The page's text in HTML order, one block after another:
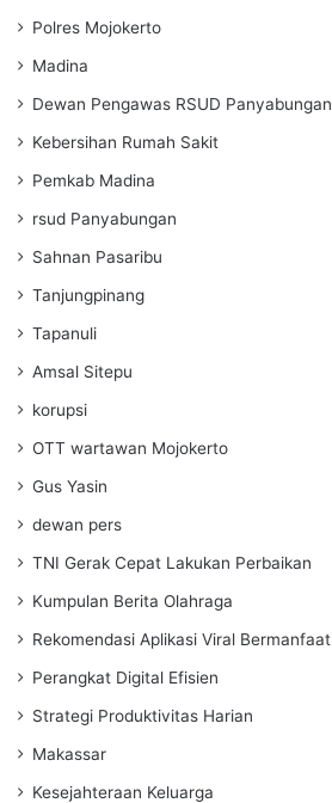
Polres Mojokerto
Madina
Dewan Pengawas RSUD Panyabungan
Kebersihan Rumah Sakit
Pemkab Madina
rsud Panyabungan
Sahnan Pasaribu
Tanjungpinang
Tapanuli
Amsal Sitepu
korupsi
OTT wartawan Mojokerto
Gus Yasin
dewan pers
TNI Gerak Cepat Lakukan Perbaikan
Kumpulan Berita Olahraga
Rekomendasi Aplikasi Viral Bermanfaat
Perangkat Digital Efisien
Strategi Produktivitas Harian
Makassar
Kesejahteraan Keluarga